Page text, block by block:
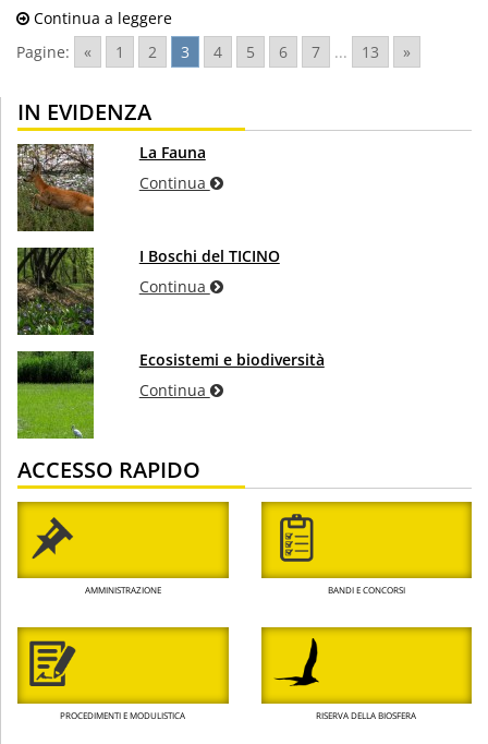
Continua a leggere
Pagine:
« 1 2 3 4 5 6 7 ... 13 »
IN EVIDENZA
La Fauna
Continua
I Boschi del TICINO
Continua
Ecosistemi e biodiversità
Continua
ACCESSO RAPIDO
AMMINISTRAZIONE BANDI E CONCORSI
PROCEDIMENTI E MODULISTICA RISERVA DELLA BIOSFERA